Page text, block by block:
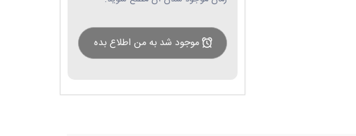
موجود شد به من اطلاع بده